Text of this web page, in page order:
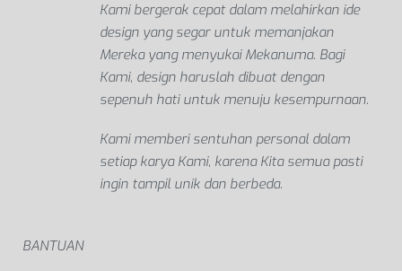
Kami bergerak cepat dalam melahirkan ide
design yang segar untuk memanjakan
Mereka yang menyukai Mekanuma. Bagi
Kami, design haruslah dibuat dengan
sepenuh hati untuk menuju kesempurnaan.
Kami memberi sentuhan personal dalam
setiap karya Kami, karena Kita semua pasti
ingin tampil unik dan berbeda.
BANTUAN